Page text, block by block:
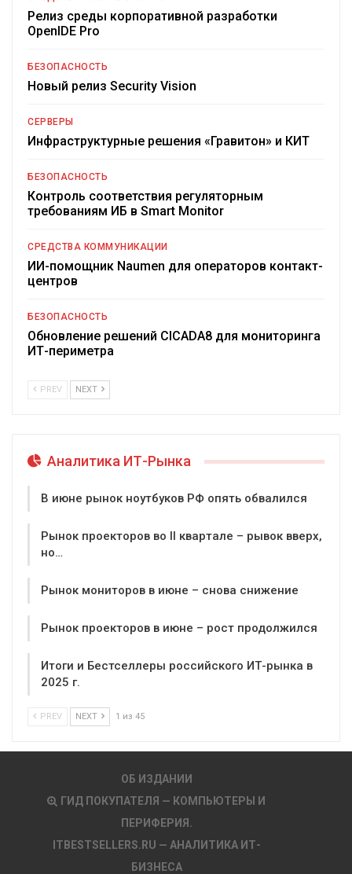
Релиз среды корпоративной разработки
OpenIDE Pro
БЕЗОПАСНОСТЬ
Новый релиз Security Vision
СЕРВЕРЫ
Инфраструктурные решения «Гравитон» и КИТ
БЕЗОПАСНОСТЬ
Контроль соответствия регуляторным
требованиям ИБ в Smart Monitor
СРЕДСТВА КОММУНИКАЦИИ
ИИ-помощник Naumen для операторов контакт-
центров
БЕЗОПАСНОСТЬ
Обновление решений CICADA8 для мониторинга
ИТ-периметра
PREV NEXT
Аналитика ИТ-Рынка
В июне рынок ноутбуков РФ опять обвалился
Рынок проекторов во II квартале – рывок вверх,
но…
Рынок мониторов в июне – снова снижение
Рынок проекторов в июне – рост продолжился
Итоги и Бестселлеры российского ИТ-рынка в
2025 г.
PREV NEXT 1 из 45
ОБ ИЗДАНИИ
ГИД ПОКУПАТЕЛЯ — КОМПЬЮТЕРЫ И
ПЕРИФЕРИЯ.
ITBESTSELLERS.RU — АНАЛИТИКА ИТ-
БИЗНЕСА